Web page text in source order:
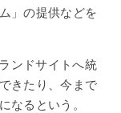
」の提供などを
ンドサイトへ統
きたり、今まで
なるという。